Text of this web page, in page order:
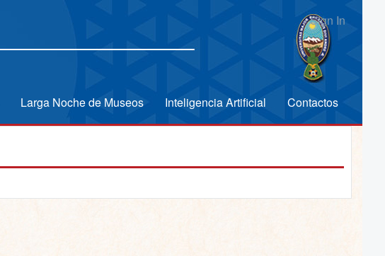
Sign In
Larga Noche de Museos Inteligencia Artificial Contactos